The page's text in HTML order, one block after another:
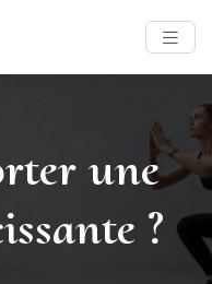
une
?